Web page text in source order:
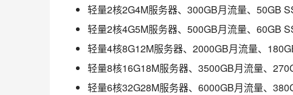
轻量2核2G4M服务器、300GB月流量、50GB
轻量2核4G5M服务器、500GB月流量、60GB
轻量4核8G12M服务器、2000GB月流量、
轻量8核16G18M服务器、3500GB月流量、
轻量6核32G28M服务器、6000GB月流量、